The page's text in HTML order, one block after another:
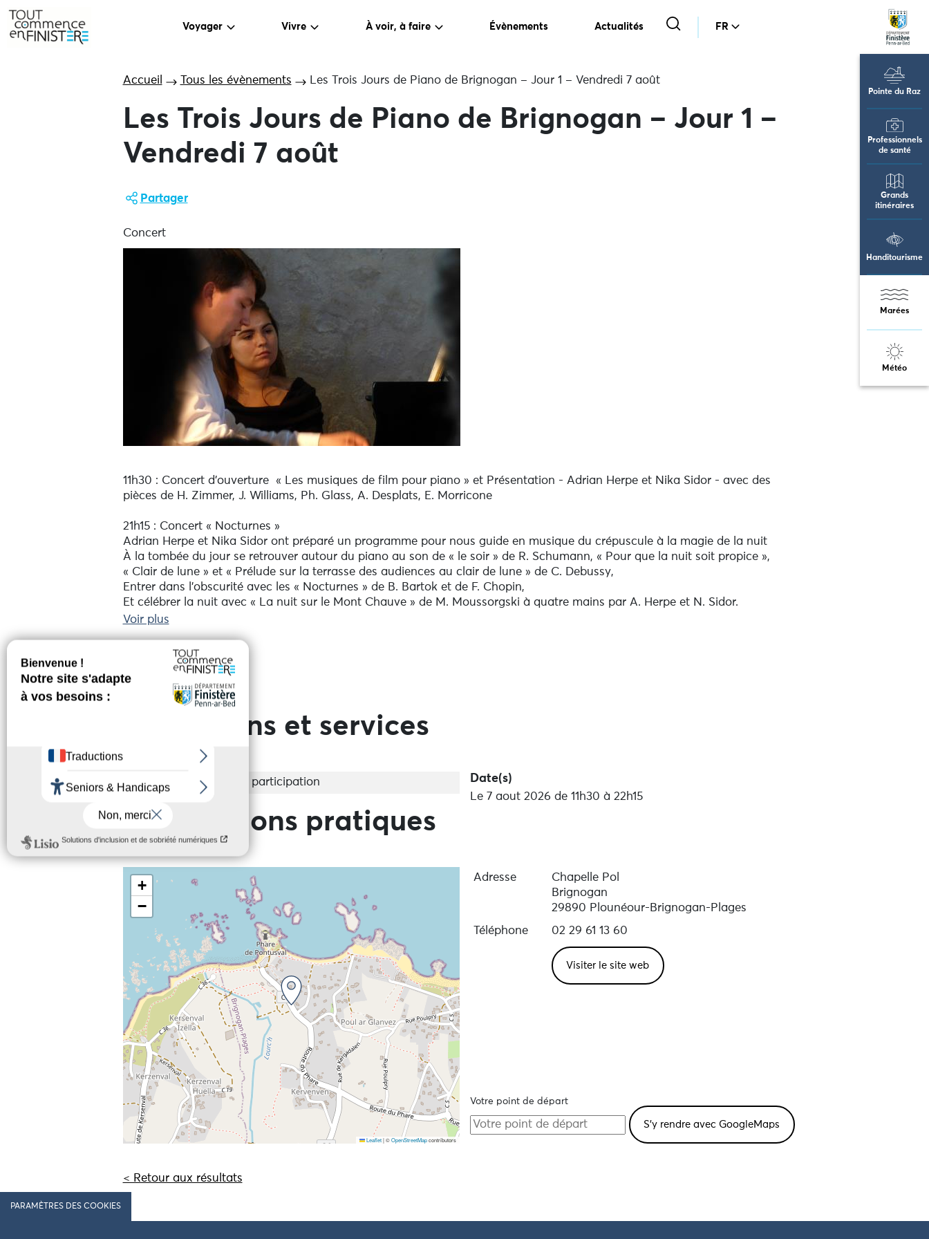
Voyager Vivre À voir, à faire Évènements Actualités FR
Pointe du Raz
Professionnels
de santé
Grands
itinéraires
Handitourisme
Marées
Météo
Accueil Tous les évènements Les Trois Jours de Piano de Brignogan – Jour 1 – Vendredi 7 août
Les Trois Jours de Piano de Brignogan – Jour 1 –
Vendredi 7 août
Partager
Concert
11h30 : Concert d’ouverture « Les musiques de film pour piano » et Présentation - Adrian Herpe et Nika Sidor - avec des
pièces de H. Zimmer, J. Williams, Ph. Glass, A. Desplats, E. Morricone
21h15 : Concert « Nocturnes »
Adrian Herpe et Nika Sidor ont préparé un programme pour nous guide en musique du crépuscule à la magie de la nuit
À la tombée du jour se retrouver autour du piano au son de « le soir » de R. Schumann, « Pour que la nuit soit propice »,
« Clair de lune » et « Prélude sur la terrasse des audiences au clair de lune » de C. Debussy,
Entrer dans l’obscurité avec les « Nocturnes » de B. Bartok et de F. Chopin,
Et célébrer la nuit avec « La nuit sur le Mont Chauve » de M. Moussorgski à quatre mains par A. Herpe et N. Sidor.
Réservations festivalchapellepol.com ou 02 29 61 13 60
Voir plus
Réserver en ligne
Prestations et services
Entrée Libre participation Date(s)
Le 7 aout 2026 de 11h30 à 22h15
Informations pratiques
+
−
Leaflet |©OpenStreetMapcontributors
Adresse
Chapelle Pol
Brignogan
29890 Plounéour-Brignogan-Plages
Téléphone
02 29 61 13 60
Visiter le site web
Votre point de départ
< Retour aux résultats
PARAMÈTRES DES COOKIES